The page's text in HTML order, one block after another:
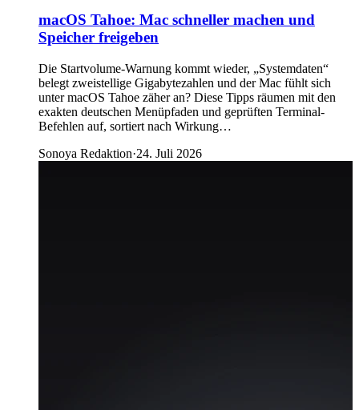
macOS Tahoe: Mac schneller machen und
Speicher freigeben
Die Startvolume-Warnung kommt wieder, „Systemdaten“
belegt zweistellige Gigabytezahlen und der Mac fühlt sich
unter macOS Tahoe zäher an? Diese Tipps räumen mit den
exakten deutschen Menüpfaden und geprüften Terminal-
Befehlen auf, sortiert nach Wirkung…
Sonoya Redaktion·24. Juli 2026